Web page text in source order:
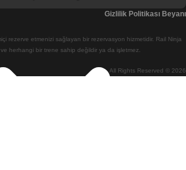
Budapeşte Viyana Treni
Busan Cheonan(Asan) Treni All Rights Reserved © 2026
rezerve etmenizi sağlayan bir rezervasyon hizmetidir. Rail Ninja
ve herhangi bir trene sahip değildir ya da işletmez.
Gizlilik Politikası Beyanı